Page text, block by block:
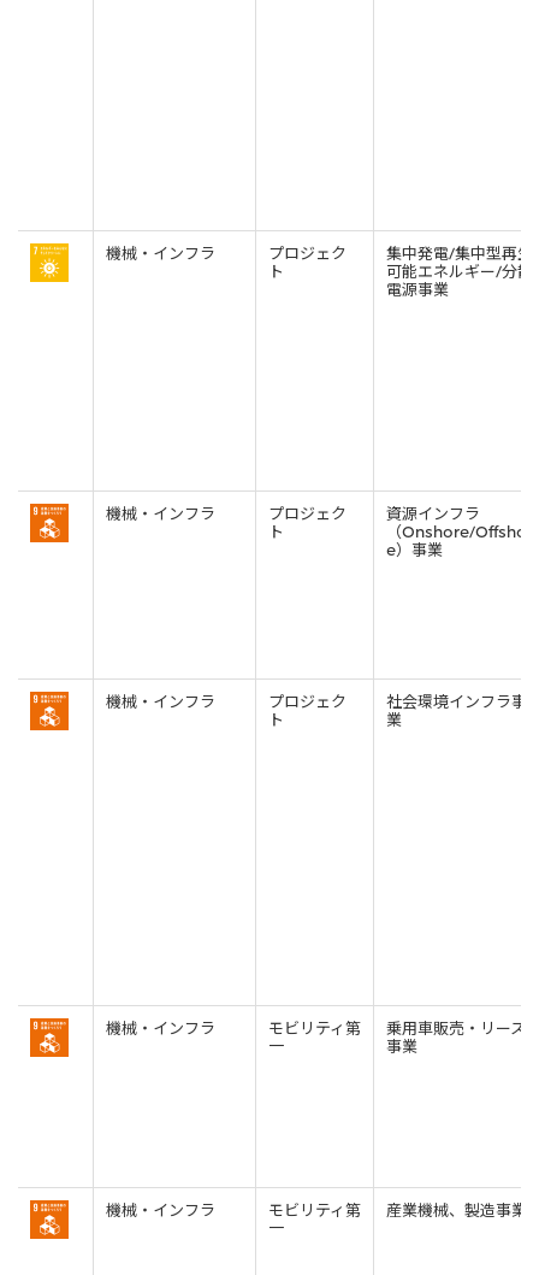
インドネシア 三井物産株式会社
韓国三井物産株式会社
台湾三井物産股份有限公司
機械・インフラ プロジェク
ト
集中発電/集中型再生
可能エネルギー/分散
電源事業
機械・インフラ プロジェク
ト
資源インフラ
（Onshore/Offshor
e）事業
機械・インフラ プロジェク
ト
社会環境インフラ事
業
機械・インフラ モビリティ第
一
乗用車販売・リース
事業
機械・インフラ モビリティ第
一
産業機械、製造事業